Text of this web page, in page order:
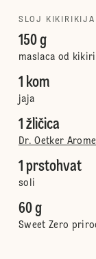
SLOJ KIKIRIKIJA
150 g
maslaca od
1 kom
jaja
1 žličica
Dr. Oetker
1 prstohvat
soli
60 g
Sweet Zero